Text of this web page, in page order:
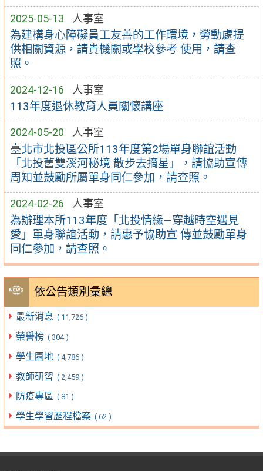
2025-05-13 人事室
為建構身心障礙員工友善的工作環境，勞動處提
供相關資源，請貴機關或學校參考 使用，請查
照。
2024-12-16 人事室
113年度退休教育人員關懷講座
2024-05-20 人事室
臺北市北投區公所113年度第2場單身聯誼活動
「北投舊雙溪河秘境 散步去摘星」，請協助宣傳
周知並鼓勵所屬單身同仁參加，請查照。
2024-02-26 人事室
為辦理本所113年度「北投情緣—穿越時空遇見
愛」單身聯誼活動，請惠予協助宣 傳並鼓勵單身
同仁參加，請查照。
依公告類別彙總
最新消息 ( 11,726 )
榮譽榜 ( 304 )
學生園地 ( 4,786 )
教師研習 ( 2,459 )
防疫專區 ( 81 )
學生學習歷程檔案 ( 62 )